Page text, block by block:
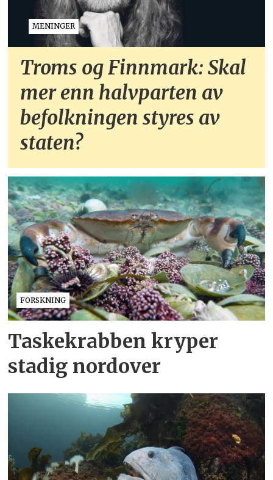
MENINGER
Troms og Finnmark: Skal
mer enn halvparten av
befolkningen styres av
staten?
FORSKNING
Taskekrabben kryper
stadig nordover